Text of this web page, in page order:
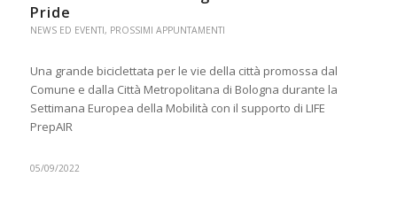
Pride
NEWS ED EVENTI, PROSSIMI APPUNTAMENTI
Una grande biciclettata per le vie della città promossa dal
Comune e dalla Città Metropolitana di Bologna durante la
Settimana Europea della Mobilità con il supporto di LIFE
PrepAIR
05/09/2022